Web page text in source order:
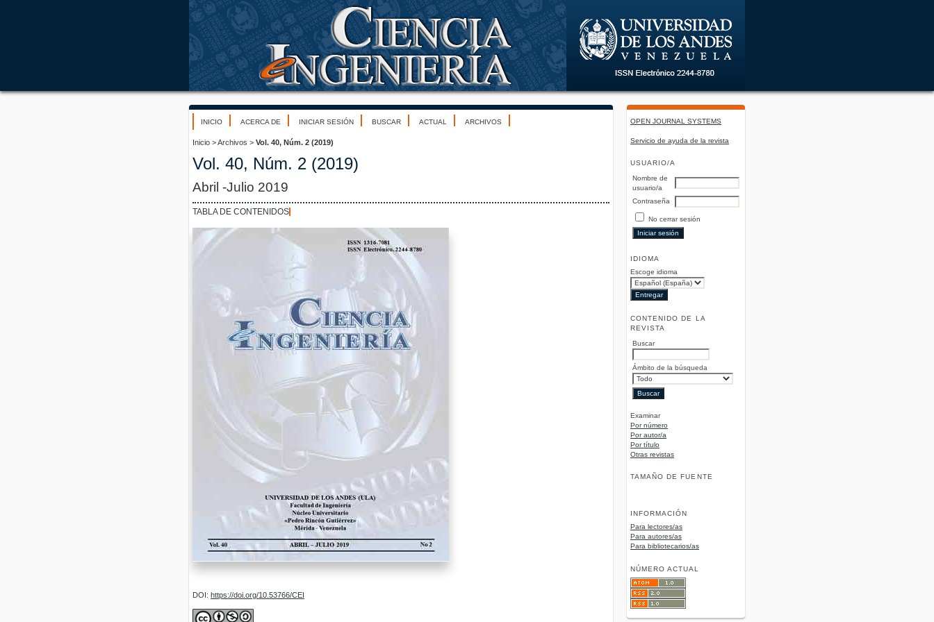
OPEN JOURNAL SYSTEMS
Servicio de ayuda de la revista
USUARIO/A
Nombre de
usuario/a
Contraseña
No cerrar sesión
IDIOMA
Escoge idioma
CONTENIDO DE LA
REVISTA
Buscar
Ámbito de la búsqueda
Examinar
Por número
Por autor/a
Por título
Otras revistas
TAMAÑO DE FUENTE
INFORMACIÓN
Para lectores/as
Para autores/as
Para bibliotecarios/as
NÚMERO ACTUAL
INICIO ACERCA DE INICIAR SESIÓN BUSCAR ACTUAL ARCHIVOS
Inicio >Archivos > Vol. 40, Núm. 2 (2019)
Vol. 40, Núm. 2 (2019)
Abril -Julio 2019
TABLA DE CONTENIDOS
DOI: https://doi.org/10.53766/CEI